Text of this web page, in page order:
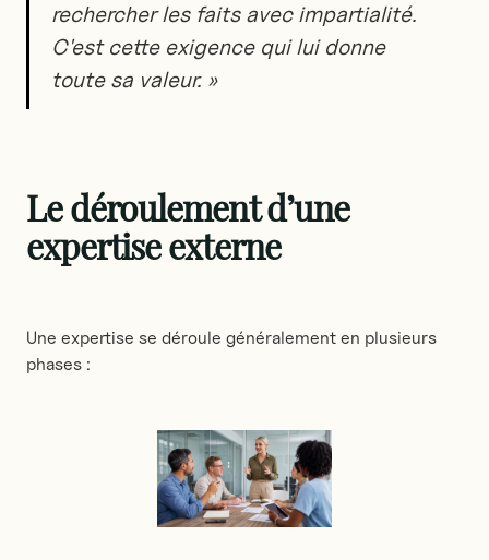
rechercher les faits avec impartialité.
C'est cette exigence qui lui donne
toute sa valeur. »
Le déroulement d’une
expertise externe
Une expertise se déroule généralement en plusieurs
phases :